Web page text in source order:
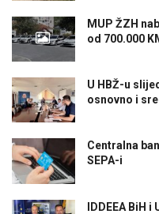
MUP ŽZH
od 700.000
U HBŽ-u
osnovno i
Centralna
SEPA-i
IDDEEA BiH